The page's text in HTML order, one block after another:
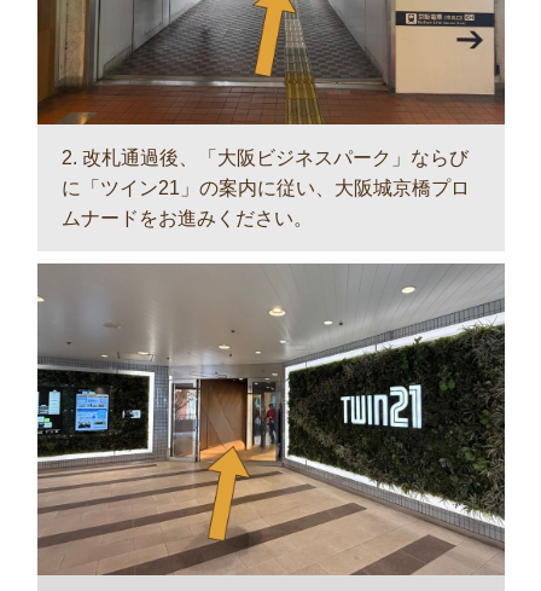
2. 改札通過後、「大阪ビジネスパーク」ならび
に「ツイン21」の案内に従い、大阪城京橋プロ
ムナードをお進みください。